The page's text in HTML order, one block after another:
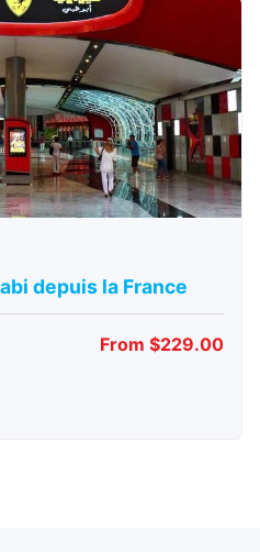
depuis la France
From $229.00